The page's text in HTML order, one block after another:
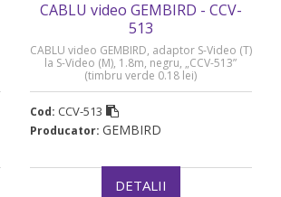
CABLU video GEMBIRD - CCV-
513
CABLU video GEMBIRD, adaptor S-Video (T)
la S-Video (M), 1.8m, negru, „CCV-513”
(timbru verde 0.18 lei)
Cod: CCV-513
Producator: GEMBIRD
DETALII